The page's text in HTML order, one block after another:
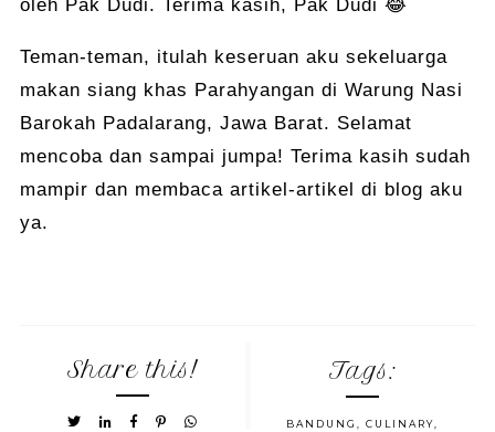
oleh Pak Dudi. Terima kasih, Pak Dudi 😂
Teman-teman, itulah keseruan aku sekeluarga
makan siang khas Parahyangan di Warung Nasi
Barokah Padalarang, Jawa Barat. Selamat
mencoba dan sampai jumpa! Terima kasih sudah
mampir dan membaca artikel-artikel di blog aku
ya.
Share this! Tags:
BANDUNG , CULINARY,